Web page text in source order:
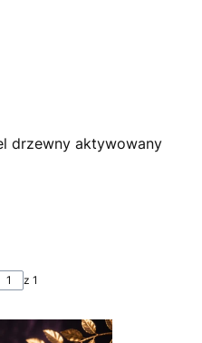
drzewny aktywowany
z 1